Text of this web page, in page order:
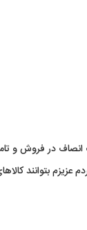
در فروش و
بتوانند